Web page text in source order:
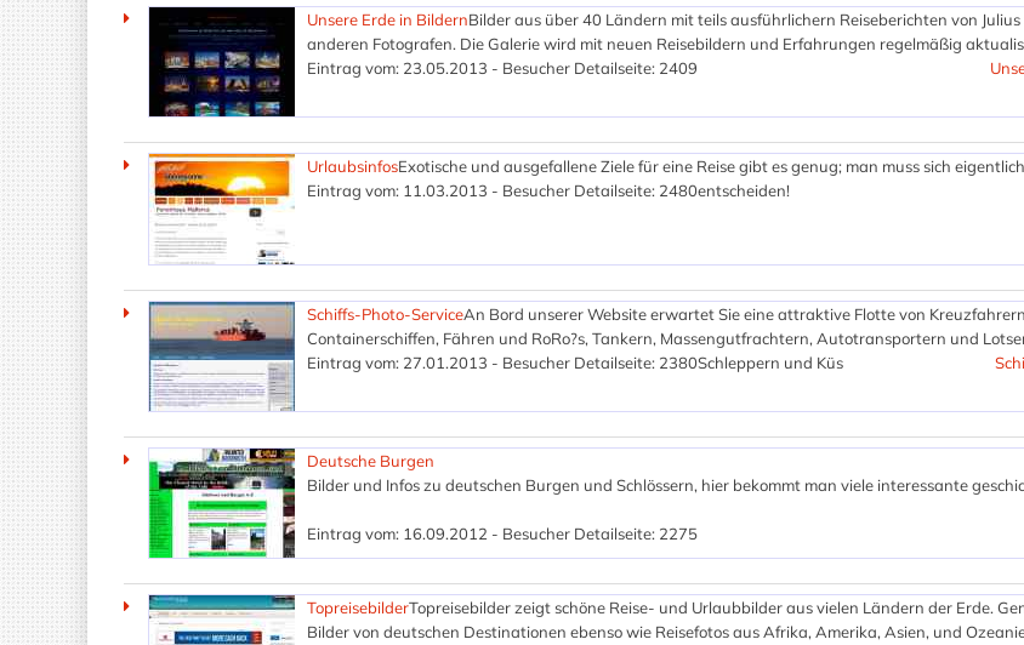
Unsere Erde in BildernBilder aus über 40 Ländern mit teils ausführlichern Reiseberichten von Julius
anderen Fotografen. Die Galerie wird mit neuen Reisebildern und Erfahrungen regelmäßig
Eintrag vom: 23.05.2013 - Besucher Detailseite: 2409
UrlaubsinfosExotische und ausgefallene Ziele für eine Reise gibt es genug; man muss sich
entscheiden!
Eintrag vom: 11.03.2013 - Besucher Detailseite: 2480
Schiffs-Photo-ServiceAn Bord unserer Website erwartet Sie eine attraktive Flotte von
Containerschiffen, Fähren und RoRo?s, Tankern, Massengutfrachtern, Autotransportern und
Schleppern und Küs
Eintrag vom: 27.01.2013 - Besucher Detailseite: 2380
Deutsche Burgen
Bilder und Infos zu deutschen Burgen und Schlössern, hier bekommt man viele interessante
Eintrag vom: 16.09.2012 - Besucher Detailseite: 2275
TopreisebilderTopreisebilder zeigt schöne Reise- und Urlaubbilder aus vielen Ländern der Erde.
Bilder von deutschen Destinationen ebenso wie Reisefotos aus Afrika, Amerika, Asien, und